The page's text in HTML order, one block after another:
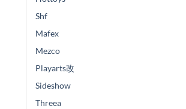
Shf
Mafex
Mezco
Playarts改
Sideshow
Threea